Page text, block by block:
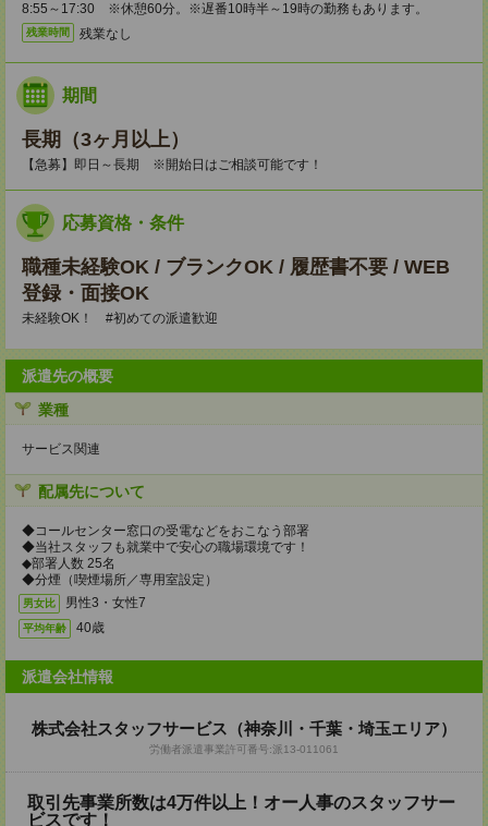
8:55～17:30 ※休憩60分。※遅番10時半～19時の勤務もあります。
残業時間 残業なし
期間
長期（3ヶ月以上）
【急募】即日～長期 ※開始日はご相談可能です！
応募資格・条件
職種未経験OK / ブランクOK / 履歴書不要 / WEB
登録・面接OK
未経験OK！ #初めての派遣歓迎
派遣先の概要
業種
サービス関連
配属先について
◆コールセンター窓口の受電などをおこなう部署
◆当社スタッフも就業中で安心の職場環境です！
◆部署人数 25名
◆分煙（喫煙場所／専用室設定）
男女比 男性3・女性7
平均年齢 40歳
派遣会社情報
株式会社スタッフサービス（神奈川・千葉・埼玉エリア）
労働者派遣事業許可番号:派13-011061
取引先事業所数は4万件以上！オー人事のスタッフサー
ビスです！